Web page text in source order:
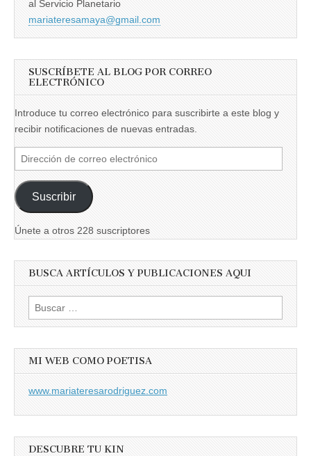
al Servicio Planetario
mariateresamaya@gmail.com
SUSCRÍBETE AL BLOG POR CORREO
ELECTRÓNICO
Introduce tu correo electrónico para suscribirte a este blog y
recibir notificaciones de nuevas entradas.
Dirección
de
correo
electrónico
Suscribir
Únete a otros 228 suscriptores
BUSCA ARTÍCULOS Y PUBLICACIONES AQUI
Buscar:
MI WEB COMO POETISA
www.mariateresarodriguez.com
DESCUBRE TU KIN